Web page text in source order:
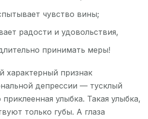
чувство вины;
радости и удовольствия,
принимать меры!
характерный признак
депрессии — тусклый
приклеенная улыбка. Такая улыбка,
только губы. А глаза